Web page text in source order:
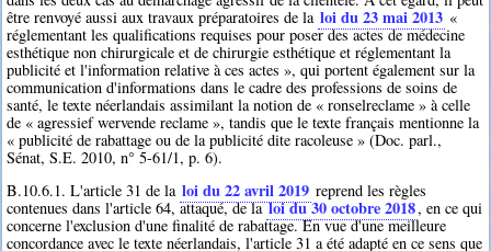
être renvoyé aussi aux travaux préparatoires de la loi du 23 mai 2013 «
réglementant les qualifications requises pour poser des actes de médecine
esthétique non chirurgicale et de chirurgie esthétique et réglementant la
publicité et l'information relative à ces actes », qui portent également sur la
communication d'informations dans le cadre des professions de soins de
santé, le texte néerlandais assimilant la notion de « ronselreclame » à celle
de « agressief wervende reclame », tandis que le texte français mentionne la
« publicité de rabattage ou de la publicité dite racoleuse » (Doc. parl.,
Sénat, S.E. 2010, n° 5-61/1, p. 6).
B.10.6.1. L'article 31 de la loi du 22 avril 2019 reprend les règles
contenues dans l'article 64, attaqué, de laloi du 30 octobre 2018, en ce qui
concerne l'exclusion d'une finalité de rabattage. En vue d'une meilleure
concordance avec le texte néerlandais, l'article 31 a été adapté en ce sens que